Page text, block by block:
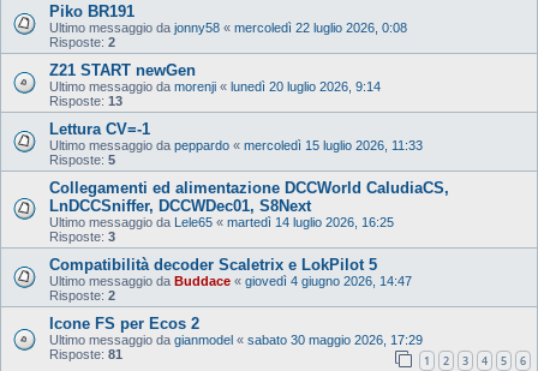
Piko BR191
Ultimo messaggio da jonny58 « mercoledì 22 luglio 2026, 0:08
Risposte: 2
Z21 START newGen
Ultimo messaggio da morenji « lunedì 20 luglio 2026, 9:14
Risposte: 13
Lettura CV=-1
Ultimo messaggio da peppardo « mercoledì 15 luglio 2026, 11:33
Risposte: 5
Collegamenti ed alimentazione DCCWorld CaludiaCS,
LnDCCSniffer, DCCWDec01, S8Next
Ultimo messaggio da Lele65 « martedì 14 luglio 2026, 16:25
Risposte: 3
Compatibilità decoder Scaletrix e LokPilot 5
Ultimo messaggio da Buddace « giovedì 4 giugno 2026, 14:47
Risposte: 2
Icone FS per Ecos 2
Ultimo messaggio da gianmodel « sabato 30 maggio 2026, 17:29
Risposte: 81 1 2 3 4 5 6